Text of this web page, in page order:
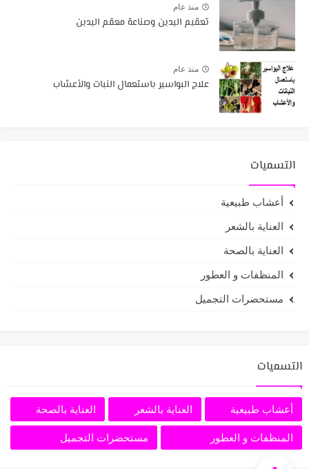
منذ عام
تعقيم اليدين وصناعة معقم اليدين
منذ عام
علاج البواسير باستعمال النبات والأعشاب
التسميات
أعشاب طبيعية
العناية بالشعر
العناية بالصحة
المنظفات و العطور
مستحضرات التجميل
التسميات
أعشاب طبيعية العناية بالشعر العناية بالصحة
المنظفات و العطور مستحضرات التجميل